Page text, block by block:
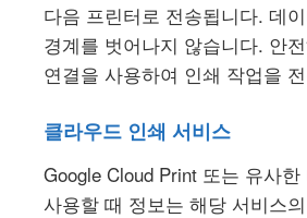
다음 프린터로 전송됩니다. 데
경계를 벗어나지 않습니다. 안
연결을 사용하여 인쇄 작업을
클라우드 인쇄 서비스
Google Cloud Print 또는 유사
사용할 때 정보는 해당 서비스